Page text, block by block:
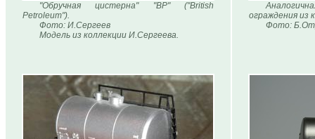
"Обручная цистерна" "BР" ("British
Petroleum").
Фото: И.Сергеев
Модель из коллекции И.Сергеева.
ограждения из
Фото: